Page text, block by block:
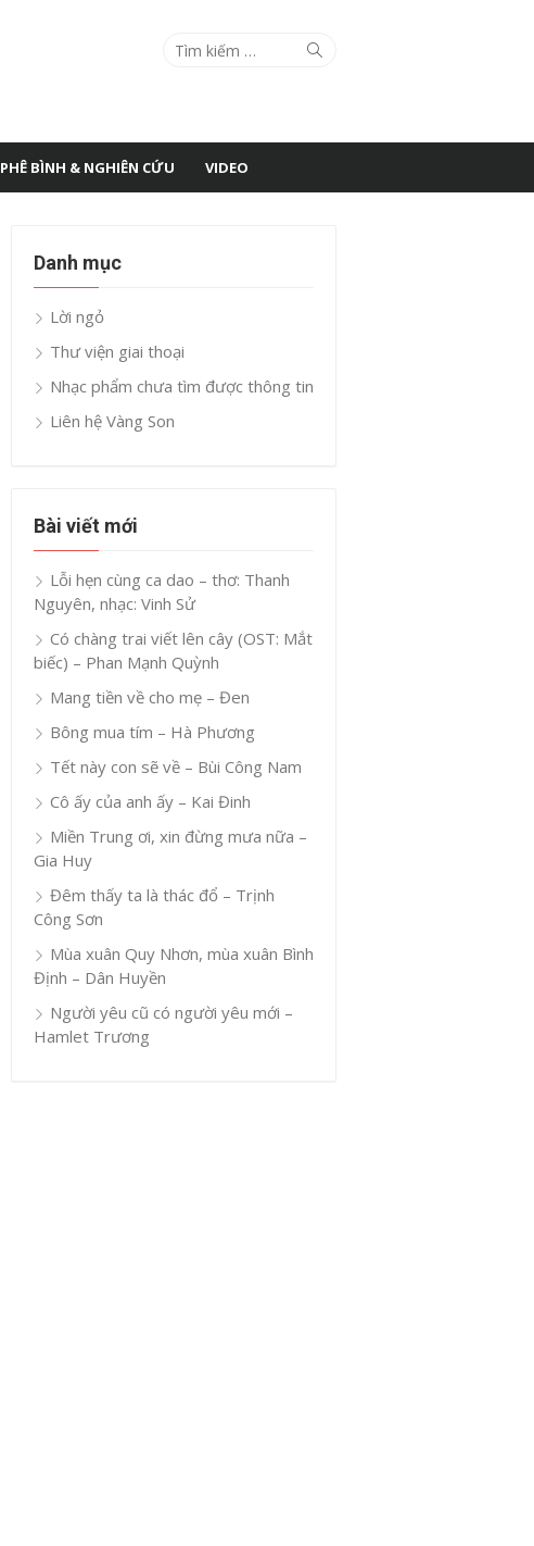
Search
Search
PHÊ BÌNH & NGHIÊN CỨU VIDEO
Danh mục
Lời ngỏ
Thư viện giai thoại
Nhạc phẩm chưa tìm được thông tin
Liên hệ Vàng Son
Bài viết mới
Lỗi hẹn cùng ca dao – thơ: Thanh
Nguyên, nhạc: Vinh Sử
Có chàng trai viết lên cây (OST: Mắt
biếc) – Phan Mạnh Quỳnh
Mang tiền về cho mẹ – Đen
Bông mua tím – Hà Phương
Tết này con sẽ về – Bùi Công Nam
Cô ấy của anh ấy – Kai Đinh
Miền Trung ơi, xin đừng mưa nữa –
Gia Huy
Đêm thấy ta là thác đổ – Trịnh
Công Sơn
Mùa xuân Quy Nhơn, mùa xuân Bình
Định – Dân Huyền
Người yêu cũ có người yêu mới –
Hamlet Trương